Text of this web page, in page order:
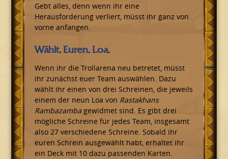
Gebt alles, denn wenn ihr eine
Herausforderung verliert, müsst ihr ganz von
vorne anfangen.
Wählt. Euren. Loa.
Wenn ihr die Trollarena neu betretet, müsst
ihr zunächst euer Team auswählen. Dazu
wählt ihr einen von drei Schreinen, die jeweils
einem der neun Loa von Rastakhans
Rambazambagewidmet sind. Es gibt drei
mögliche Schreine für jedes Team, insgesamt
also 27 verschiedene Schreine. Sobald ihr
euren Schrein ausgewählt habt, erhaltet ihr
ein Deck mit 10 dazu passenden Karten.